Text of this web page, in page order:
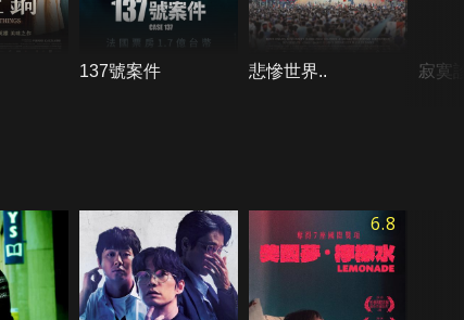
137號案件 悲慘世界.. 寂寞
6.8